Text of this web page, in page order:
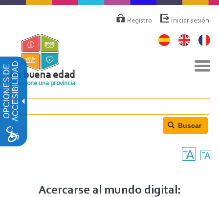
OPCIONES DEACCESIBILIDAD
Pasar
contenido
principal
deRegistro Iniciar sesión
en buena edad
Seleccione una provincia
Buscar
Acercarse al mundo digital: